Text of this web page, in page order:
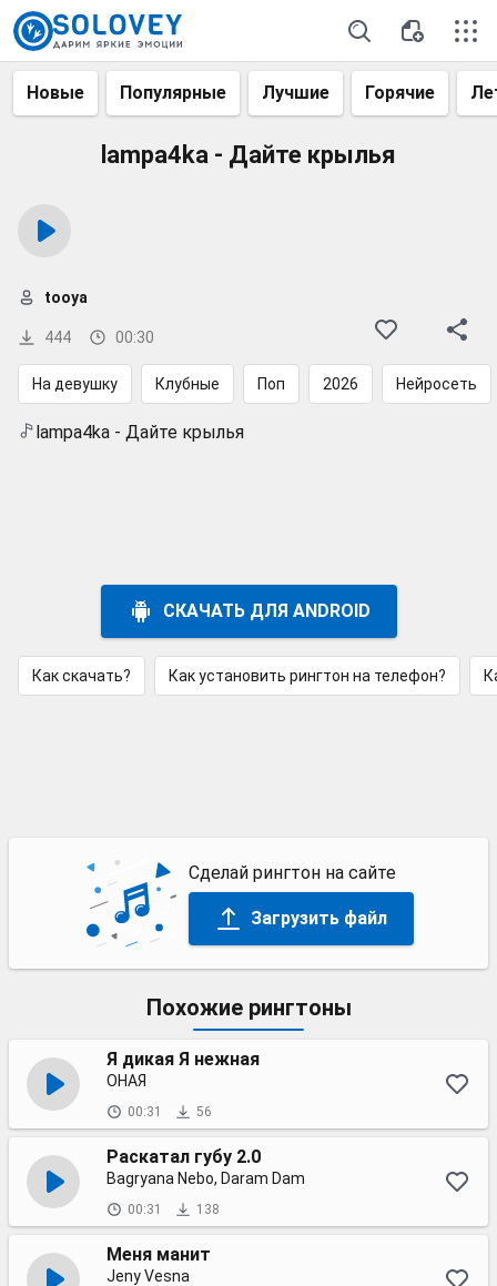
Новые Популярные Лучшие Горячие
lampa4ka - Дайте крылья
444 00:30
tooya
На девушку Клубные Поп 2026 Нейросеть
lampa4ka - Дайте крылья
СКАЧАТЬ ДЛЯ ANDROID
Как скачать? Как установить рингтон на телефон?
Сделай рингтон на сайте
Загрузить файл
Похожие рингтоны
Я дикая Я нежная
ОНАЯ
00:31 56
Раскатал губу 2.0
Bagryana Nebo, Daram Dam
00:31 138
Меня манит
Jeny Vesna